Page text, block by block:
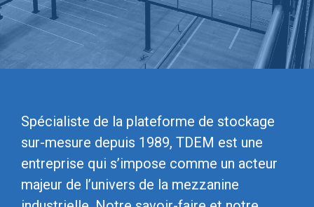
Spécialiste de la plateforme de stockage
sur-mesure depuis 1989, TDEM est une
entreprise qui s’impose comme un acteur
majeur de l’univers de la mezzanine